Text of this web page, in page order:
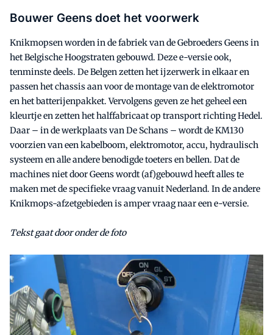
Bouwer Geens doet het voorwerk
Knikmopsen worden in de fabriek van de Gebroeders Geens in
het Belgische Hoogstraten gebouwd. Deze e-versie ook,
tenminste deels. De Belgen zetten het ijzerwerk in elkaar en
passen het chassis aan voor de montage van de elektromotor
en het batterijenpakket. Vervolgens geven ze het geheel een
kleurtje en zetten het halffabricaat op transport richting Hedel.
Daar – in de werkplaats van De Schans – wordt de KM130
voorzien van een kabelboom, elektromotor, accu, hydraulisch
systeem en alle andere benodigde toeters en bellen. Dat de
machines niet door Geens wordt (af)gebouwd heeft alles te
maken met de specifieke vraag vanuit Nederland. In de andere
Knikmops-afzetgebieden is amper vraag naar een e-versie.
Tekst gaat door onder de foto